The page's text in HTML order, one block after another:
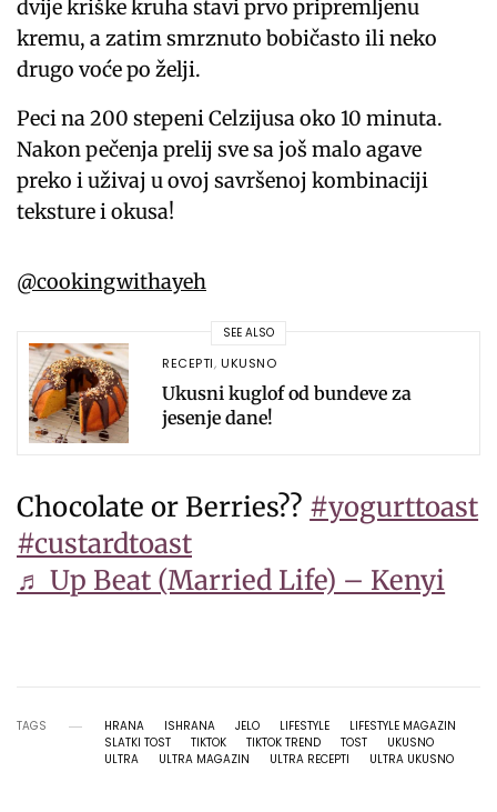
dvije kriške kruha stavi prvo pripremljenu
kremu, a zatim smrznuto bobičasto ili neko
drugo voće po želji.
Peci na 200 stepeni Celzijusa oko 10 minuta.
Nakon pečenja prelij sve sa još malo agave
preko i uživaj u ovoj savršenoj kombinaciji
teksture i okusa!
@cookingwithayeh
SEE ALSO
RECEPTI, UKUSNO
Ukusni kuglof od bundeve za
jesenje dane!
Chocolate or Berries?? #yogurttoast
#custardtoast
♬ Up Beat (Married Life) – Kenyi
TAGS HRANA ISHRANA JELO LIFESTYLE
LIFESTYLE MAGAZIN
SLATKI TOST
TIKTOK TIKTOK TREND TOST
UKUSNO
ULTRA
ULTRA MAGAZIN ULTRA RECEPTI ULTRA UKUSNO